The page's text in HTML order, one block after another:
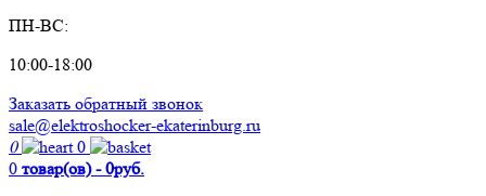
ПН-ВС:
10:00-18:00
Заказать обратный звонок
sale@elektroshocker-ekaterinburg.ru
0
0
0 товар(ов) - 0руб.